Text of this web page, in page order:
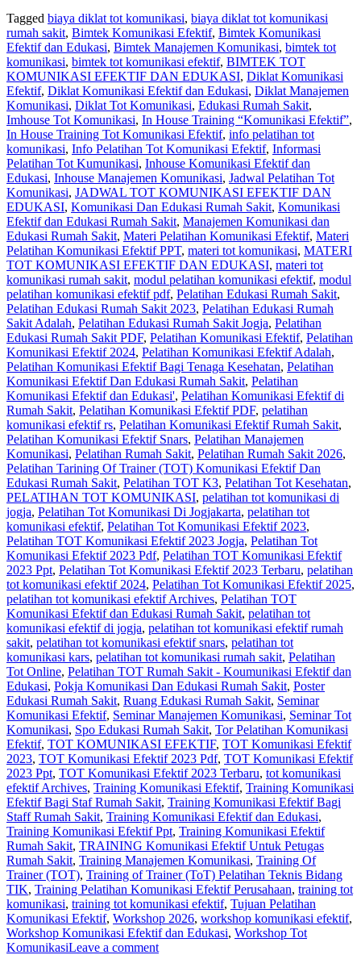
Tagged biaya diklat tot komunikasi, biaya diklat tot komunikasi
rumah sakit, Bimtek Komunikasi Efektif, Bimtek Komunikasi
Efektif dan Edukasi, Bimtek Manajemen Komunikasi, bimtek tot
komunikasi, bimtek tot komunikasi efektif, BIMTEK TOT
KOMUNIKASI EFEKTIF DAN EDUKASI, Diklat Komunikasi
Efektif, Diklat Komunikasi Efektif dan Edukasi, Diklat Manajemen
Komunikasi, Diklat Tot Komunikasi, Edukasi Rumah Sakit,
Imhouse Tot Komunikasi, In House Training “Komunikasi Efektif”,
In House Training Tot Komunikasi Efektif, info pelatihan tot
komunikasi, Info Pelatihan Tot Komunikasi Efektif, Informasi
Pelatihan Tot Kumunikasi, Inhouse Komunikasi Efektif dan
Edukasi, Inhouse Manajemen Komunikasi, Jadwal Pelatihan Tot
Komunikasi, JADWAL TOT KOMUNIKASI EFEKTIF DAN
EDUKASI, Komunikasi Dan Edukasi Rumah Sakit, Komunikasi
Efektif dan Edukasi Rumah Sakit, Manajemen Komunikasi dan
Edukasi Rumah Sakit, Materi Pelatihan Komunikasi Efektif, Materi
Pelatihan Komunikasi Efektif PPT, materi tot komunikasi, MATERI
TOT KOMUNIKASI EFEKTIF DAN EDUKASI, materi tot
komunikasi rumah sakit, modul pelatihan komunikasi efektif, modul
pelatihan komunikasi efektif pdf, Pelatihan Edukasi Rumah Sakit,
Pelatihan Edukasi Rumah Sakit 2023, Pelatihan Edukasi Rumah
Sakit Adalah, Pelatihan Edukasi Rumah Sakit Jogja, Pelatihan
Edukasi Rumah Sakit PDF, Pelatihan Komunikasi Efektif, Pelatihan
Komunikasi Efektif 2024, Pelatihan Komunikasi Efektif Adalah,
Pelatihan Komunikasi Efektif Bagi Tenaga Kesehatan, Pelatihan
Komunikasi Efektif Dan Edukasi Rumah Sakit, Pelatihan
Komunikasi Efektif dan Edukasi', Pelatihan Komunikasi Efektif di
Rumah Sakit, Pelatihan Komunikasi Efektif PDF, pelatihan
komunikasi efektif rs, Pelatihan Komunikasi Efektif Rumah Sakit,
Pelatihan Komunikasi Efektif Snars, Pelatihan Manajemen
Komunikasi, Pelatihan Rumah Sakit‎, Pelatihan Rumah Sakit 2026,
Pelatihan Tarining Of Trainer (TOT) Komunikasi Efektif Dan
Edukasi Rumah Sakit, Pelatihan TOT K3, Pelatihan Tot Kesehatan,
PELATIHAN TOT KOMUNIKASI, pelatihan tot komunikasi di
jogja, Pelatihan Tot Komunikasi Di Jogjakarta, pelatihan tot
komunikasi efektif, Pelatihan Tot Komunikasi Efektif 2023,
Pelatihan TOT Komunikasi Efektif 2023 Jogja, Pelatihan Tot
Komunikasi Efektif 2023 Pdf, Pelatihan TOT Komunikasi Efektif
2023 Ppt, Pelatihan Tot Komunikasi Efektif 2023 Terbaru, pelatihan
tot komunikasi efektif 2024, Pelatihan Tot Komunikasi Efektif 2025,
pelatihan tot komunikasi efektif Archives, Pelatihan TOT
Komunikasi Efektif dan Edukasi Rumah Sakit, pelatihan tot
komunikasi efektif di jogja, pelatihan tot komunikasi efektif rumah
sakit, pelatihan tot komunikasi efektif snars, pelatihan tot
komunikasi kars, pelatihan tot komunikasi rumah sakit, Pelatihan
Tot Online, Pelatihan TOT Rumah Sakit - Koumunikasi Efektif dan
Edukasi, Pokja Komunikasi Dan Edukasi Rumah Sakit, Poster
Edukasi Rumah Sakit, Ruang Edukasi Rumah Sakit, Seminar
Komunikasi Efektif, Seminar Manajemen Komunikasi, Seminar Tot
Komunikasi, Spo Edukasi Rumah Sakit, Tor Pelatihan Komunikasi
Efektif, TOT KOMUNIKASI EFEKTIF, TOT Komunikasi Efektif
2023, TOT Komunikasi Efektif 2023 Pdf, TOT Komunikasi Efektif
2023 Ppt, TOT Komunikasi Efektif 2023 Terbaru, tot komunikasi
efektif Archives, Training Komunikasi Efektif, Training Komunikasi
Efektif Bagi Staf Rumah Sakit, Training Komunikasi Efektif Bagi
Staff Rumah Sakit, Training Komunikasi Efektif dan Edukasi,
Training Komunikasi Efektif Ppt, Training Komunikasi Efektif
Rumah Sakit, TRAINING Komunikasi Efektif Untuk Petugas
Rumah Sakit, Training Manajemen Komunikasi, Training Of
Trainer (TOT), Training of Trainer (ToT) Pelatihan Teknis Bidang
TIK, Training Pelatihan Komunikasi Efektif Perusahaan, training tot
komunikasi, training tot komunikasi efektif, Tujuan Pelatihan
Komunikasi Efektif, Workshop 2026, workshop komunikasi efektif,
Workshop Komunikasi Efektif dan Edukasi, Workshop Tot
KomunikasiLeave a comment